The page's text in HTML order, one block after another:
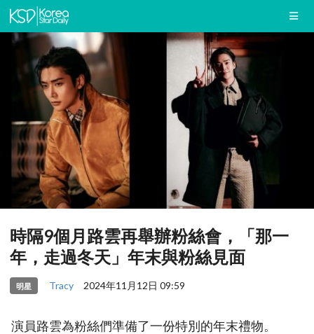
時隔9個月路雲再舉辦粉絲會，「那一
年，走過冬天」年末與粉絲見面
明星 Tracy 2024年11月12日 09:59
演員路雲為粉絲們準備了一份特別的年末禮物。